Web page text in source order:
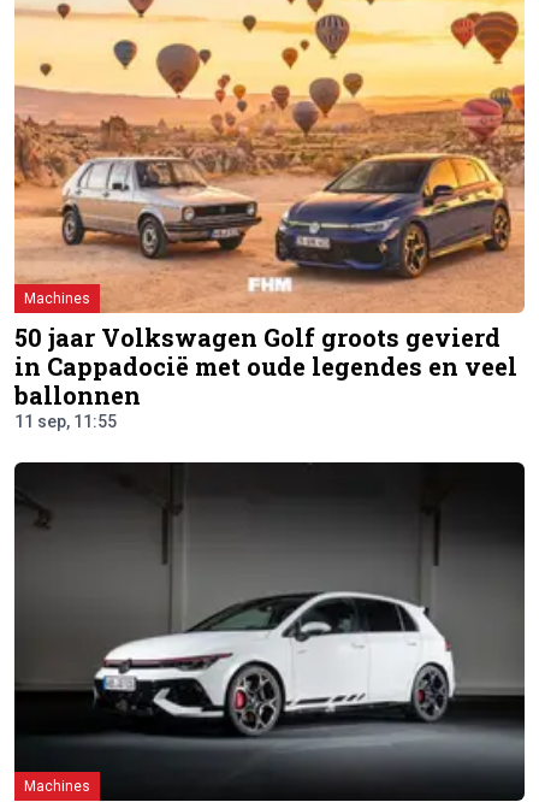
Machines
50 jaar Volkswagen Golf groots gevierd
in Cappadocië met oude legendes en veel
ballonnen
11 sep, 11:55
Machines